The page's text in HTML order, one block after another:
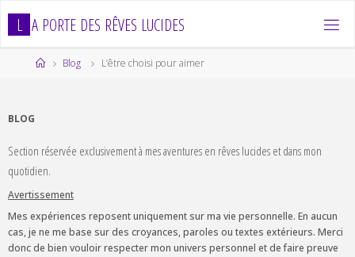
L A PORTE DES RÊVES LUCIDES
HomeBlog L’être choisi pour aimer
BLOG
Section réservée exclusivement à mes aventures en rêves lucides et dans mon
quotidien.
Avertissement
Mes expériences reposent uniquement sur ma vie personnelle. En aucun
cas, je ne me base sur des croyances, paroles ou textes extérieurs. Merci
donc de bien vouloir respecter mon univers personnel et de faire preuve